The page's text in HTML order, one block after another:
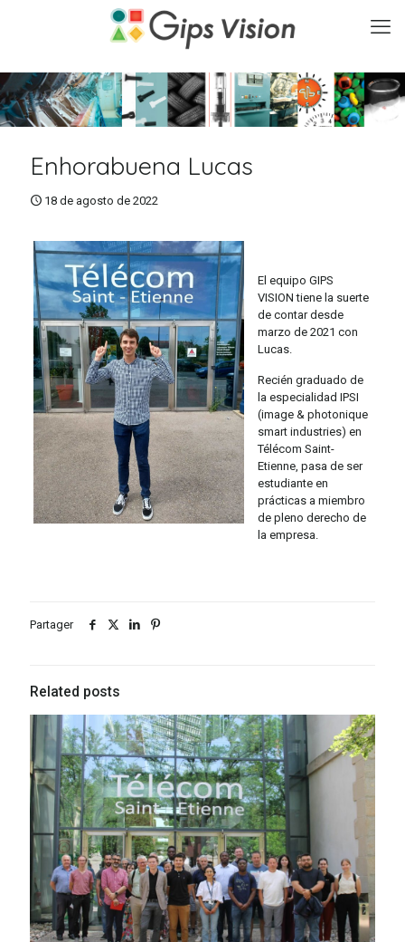
Enhorabuena Lucas
18 de agosto de 2022
El equipo GIPS
VISION tiene la suerte
de contar desde
marzo de 2021 con
Lucas.
Recién graduado de
la especialidad IPSI
(image & photonique
smart industries) en
Télécom Saint-
Etienne, pasa de ser
estudiante en
prácticas a miembro
de pleno derecho de
la empresa.
Partager
Related posts